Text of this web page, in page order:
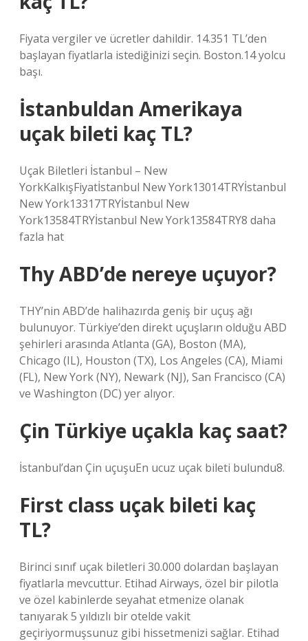
Fiyata vergiler ve ücretler dahildir. 14.351 TL’den
başlayan fiyatlarla istediğinizi seçin. Boston.14 yolcu
başı.
İstanbuldan Amerikaya
uçak bileti kaç TL?
Uçak Biletleri İstanbul – New
YorkKalkışFiyatİstanbul New York13014TRYİstanbul
New York13317TRYİstanbul New
York13584TRYİstanbul New York13584TRY8 daha
fazla hat
Thy ABD’de nereye uçuyor?
THY’nin ABD’de halihazırda geniş bir uçuş ağı
bulunuyor. Türkiye’den direkt uçuşların olduğu ABD
şehirleri arasında Atlanta (GA), Boston (MA),
Chicago (IL), Houston (TX), Los Angeles (CA), Miami
(FL), New York (NY), Newark (NJ), San Francisco (CA)
ve Washington (DC) yer alıyor.
Çin Türkiye uçakla kaç saat?
İstanbul’dan Çin uçuşuEn ucuz uçak bileti bulundu8.
First class uçak bileti kaç
TL?
Birinci sınıf uçak biletleri 30.000 dolardan başlayan
fiyatlarla mevcuttur. Etihad Airways, özel bir pilotla
ve özel kabinlerde seyahat etmenize olanak
tanıyarak 5 yıldızlı bir otelde vakit
geçiriyormuşsunuz gibi hissetmenizi sağlar. Etihad